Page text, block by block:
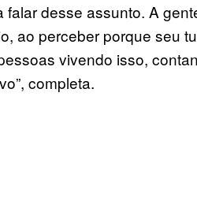
desse assunto. A
ao perceber porque seu
vivendo isso,
completa.